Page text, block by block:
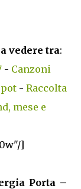
vedere tra:
- Canzoni
- Raccolta
mese e
]
Porta –